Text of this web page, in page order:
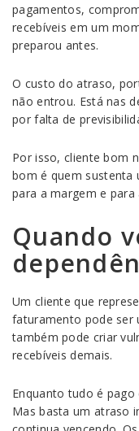
pagamentos,
recebíveis em um
preparou antes.
O custo do atraso,
não entrou. Está nas
por falta de
Por isso, cliente bom
bom é quem sustenta
para a margem e para
Quando
Um cliente que
faturamento pode ser
também pode criar
recebíveis demais.
Enquanto tudo é
Mas basta um atraso